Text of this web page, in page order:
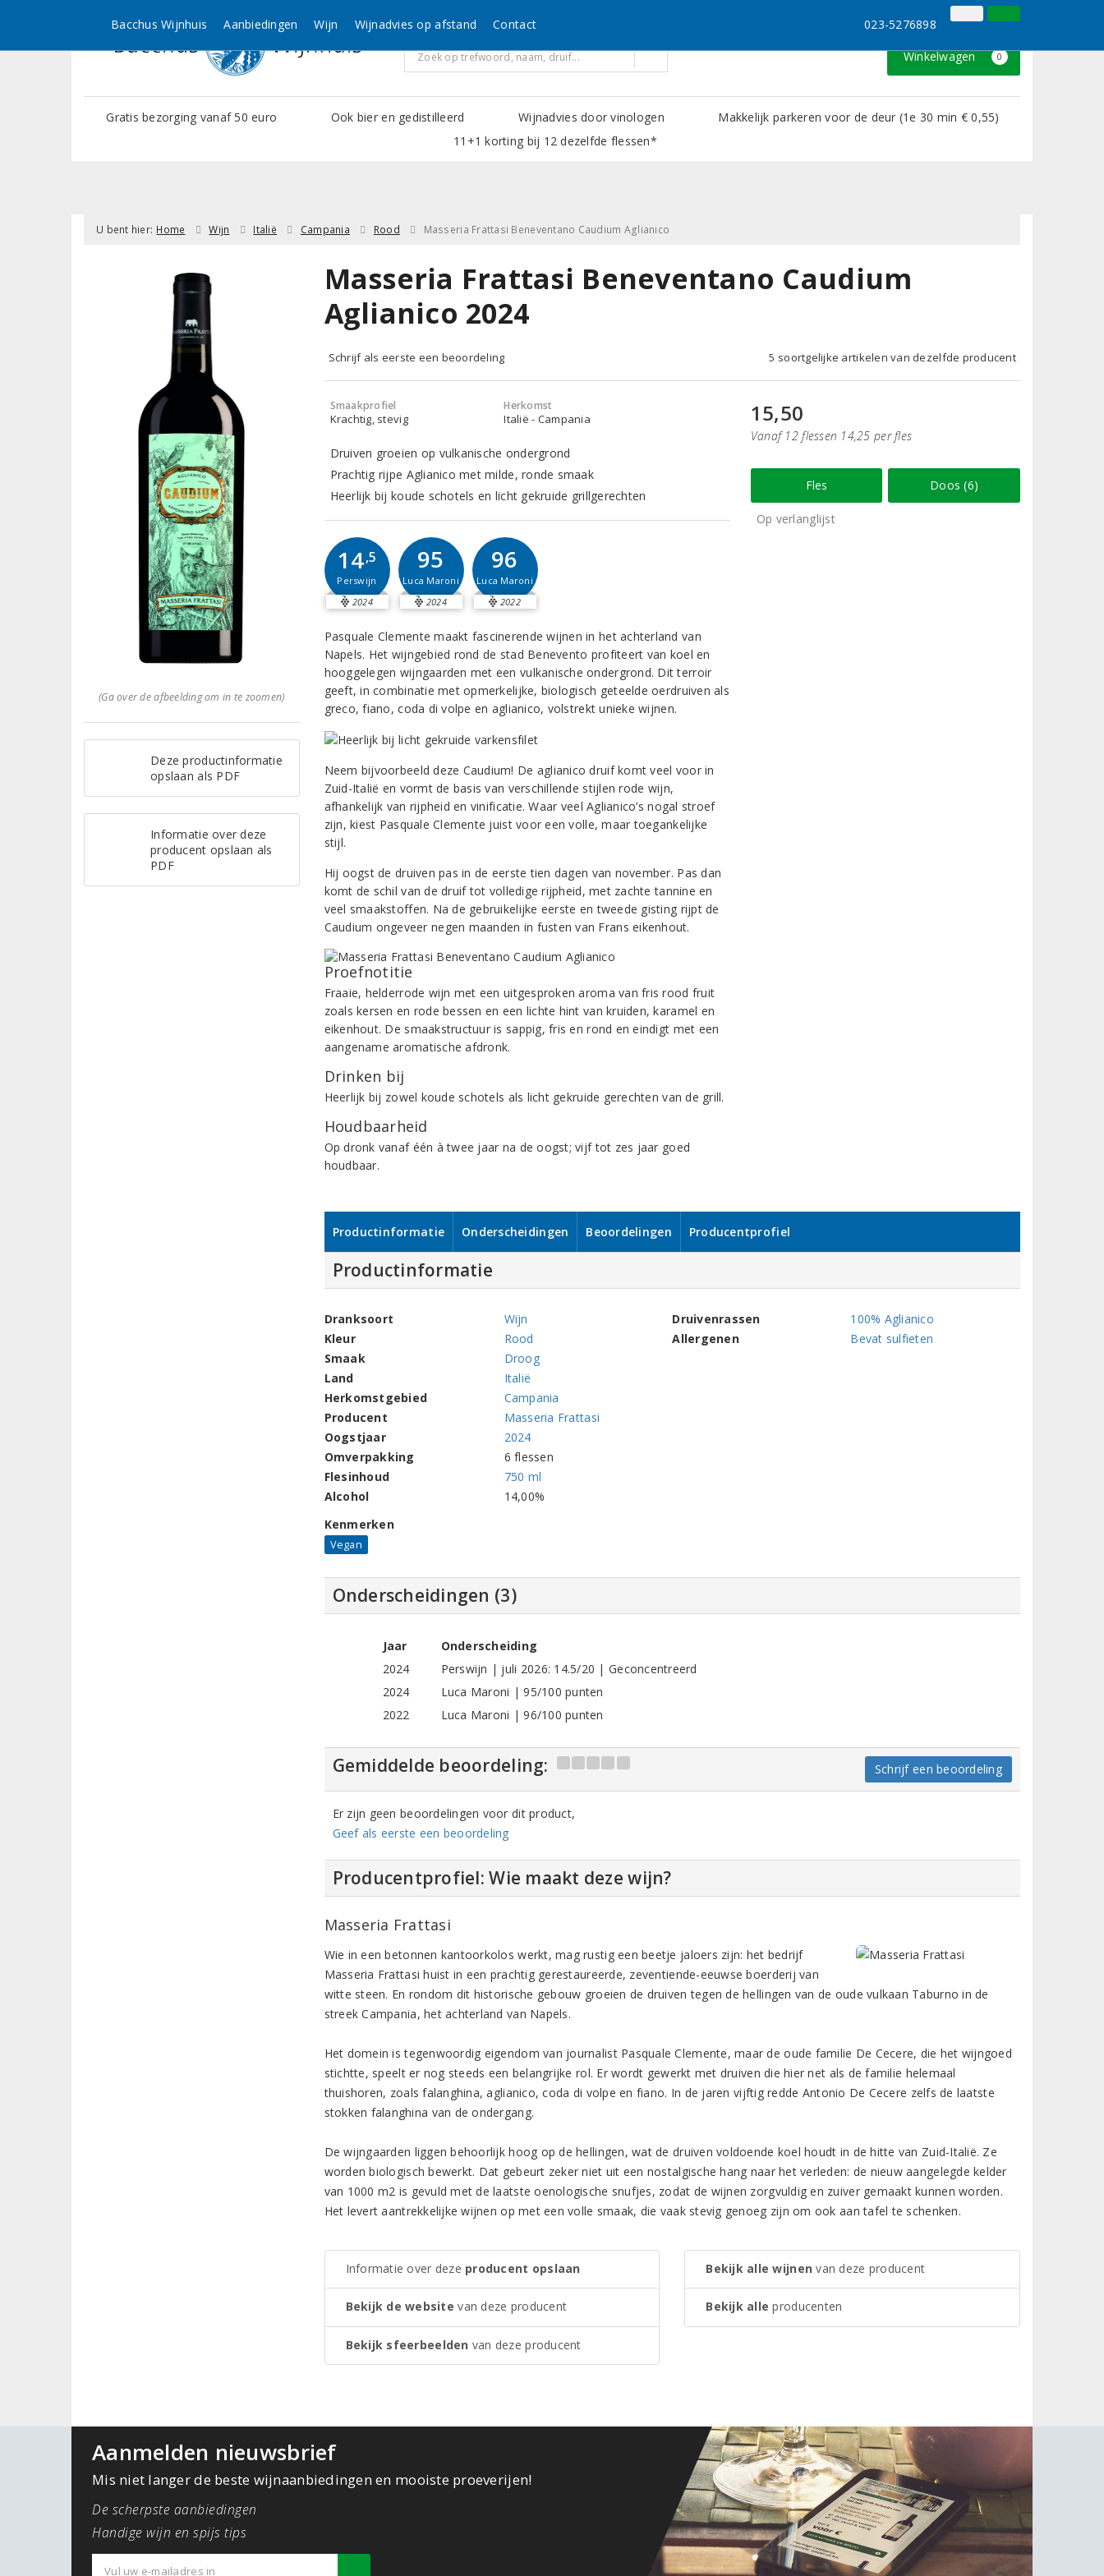
023-5276898 Inloggen Klantenservice
Winkelwagen 0
Gratis bezorging vanaf 50 euro Ook bier en gedistilleerd Wijnadvies door vinologen
Makkelijk parkeren voor de deur (1e 30 min € 0,55)
11+1 korting bij 12 dezelfde flessen*
Bacchus Wijnhuis Aanbiedingen Wijn Wijnadvies op afstand Contact 023-5276898
U bent hier: Home Wijn Italië Campania Rood Masseria Frattasi Beneventano Caudium Aglianico
(Ga over de afbeelding om in te zoomen)
Deze productinformatie
opslaan als PDF
Informatie over deze
producent opslaan als
PDF
Masseria Frattasi Beneventano Caudium
Aglianico 2024
Schrijf als eerste een beoordeling 5 soortgelijke artikelen van dezelfde producent
Smaakprofiel
Krachtig, stevig
Herkomst
Italië - Campania
Druiven groeien op vulkanische ondergrond
Prachtig rijpe Aglianico met milde, ronde smaak
Heerlijk bij koude schotels en licht gekruide grillgerechten
14,5
Perswijn
2024
95
Luca Maroni
2024
96
Luca Maroni
2022
Pasquale Clemente maakt fascinerende wijnen in het achterland van
Napels. Het wijngebied rond de stad Benevento profiteert van koel en
hooggelegen wijngaarden met een vulkanische ondergrond. Dit terroir
geeft, in combinatie met opmerkelijke, biologisch geteelde oerdruiven als
greco, fiano, coda di volpe en aglianico, volstrekt unieke wijnen.
Neem bijvoorbeeld deze Caudium! De aglianico druif komt veel voor in
Zuid-Italië en vormt de basis van verschillende stijlen rode wijn,
afhankelijk van rijpheid en vinificatie. Waar veel Aglianico’s nogal stroef
zijn, kiest Pasquale Clemente juist voor een volle, maar toegankelijke
stijl.
Hij oogst de druiven pas in de eerste tien dagen van november. Pas dan
komt de schil van de druif tot volledige rijpheid, met zachte tannine en
veel smaakstoffen. Na de gebruikelijke eerste en tweede gisting rijpt de
Caudium ongeveer negen maanden in fusten van Frans eikenhout.
Proefnotitie
Fraaie, helderrode wijn met een uitgesproken aroma van fris rood fruit
zoals kersen en rode bessen en een lichte hint van kruiden, karamel en
eikenhout. De smaakstructuur is sappig, fris en rond en eindigt met een
aangename aromatische afdronk.
Drinken bij
Heerlijk bij zowel koude schotels als licht gekruide gerechten van de grill.
Houdbaarheid
Op dronk vanaf één à twee jaar na de oogst; vijf tot zes jaar goed
houdbaar.
15,50
Vanaf 12 flessen 14,25 per fles
Fles Doos (6)
Op verlanglijst
Productinformatie Onderscheidingen Beoordelingen Producentprofiel
Productinformatie
Dranksoort
Wijn
Kleur
Rood
Smaak
Droog
Land
Italië
Herkomstgebied
Campania
Producent
Masseria Frattasi
Oogstjaar
2024
Omverpakking
6 flessen
Flesinhoud
750 ml
Alcohol
14,00%
Druivenrassen
100% Aglianico
Allergenen
Bevat sulfieten
Kenmerken
Vegan
Onderscheidingen (3)
Jaar
Onderscheiding
2024
Perswijn | juli 2026: 14.5/20 | Geconcentreerd
2024
Luca Maroni | 95/100 punten
2022
Luca Maroni | 96/100 punten
Gemiddelde beoordeling: Schrijf een beoordeling
Er zijn geen beoordelingen voor dit product,
Geef als eerste een beoordeling
Producentprofiel: Wie maakt deze wijn?
Masseria Frattasi
Wie in een betonnen kantoorkolos werkt, mag rustig een beetje jaloers zijn: het bedrijf
Masseria Frattasi huist in een prachtig gerestaureerde, zeventiende-eeuwse boerderij van
witte steen. En rondom dit historische gebouw groeien de druiven tegen de hellingen van de oude vulkaan Taburno in de
streek Campania, het achterland van Napels.
Het domein is tegenwoordig eigendom van journalist Pasquale Clemente, maar de oude familie De Cecere, die het wijngoed
stichtte, speelt er nog steeds een belangrijke rol. Er wordt gewerkt met druiven die hier net als de familie helemaal
thuishoren, zoals falanghina, aglianico, coda di volpe en fiano. In de jaren vijftig redde Antonio De Cecere zelfs de laatste
stokken falanghina van de ondergang.
De wijngaarden liggen behoorlijk hoog op de hellingen, wat de druiven voldoende koel houdt in de hitte van Zuid-Italië. Ze
worden biologisch bewerkt. Dat gebeurt zeker niet uit een nostalgische hang naar het verleden: de nieuw aangelegde kelder
van 1000 m2 is gevuld met de laatste oenologische snufjes, zodat de wijnen zorgvuldig en zuiver gemaakt kunnen worden.
Het levert aantrekkelijke wijnen op met een volle smaak, die vaak stevig genoeg zijn om ook aan tafel te schenken.
Informatie over deze producent opslaan
Bekijk de website van deze producent
Bekijk sfeerbeelden van deze producent
Bekijk alle wijnen van deze producent
Bekijk alle producenten
Aanmelden nieuwsbrief
Mis niet langer de beste wijnaanbiedingen en mooiste proeverijen!
De scherpste aanbiedingen
Handige wijn en spijs tips